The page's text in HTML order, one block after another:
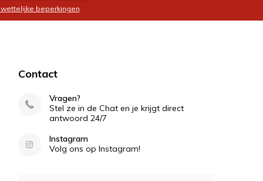
beperkingen
Contact
Vragen?
Stel ze in de Chat en je krijgt direct
antwoord 24/7
Instagram
Volg ons op Instagram!